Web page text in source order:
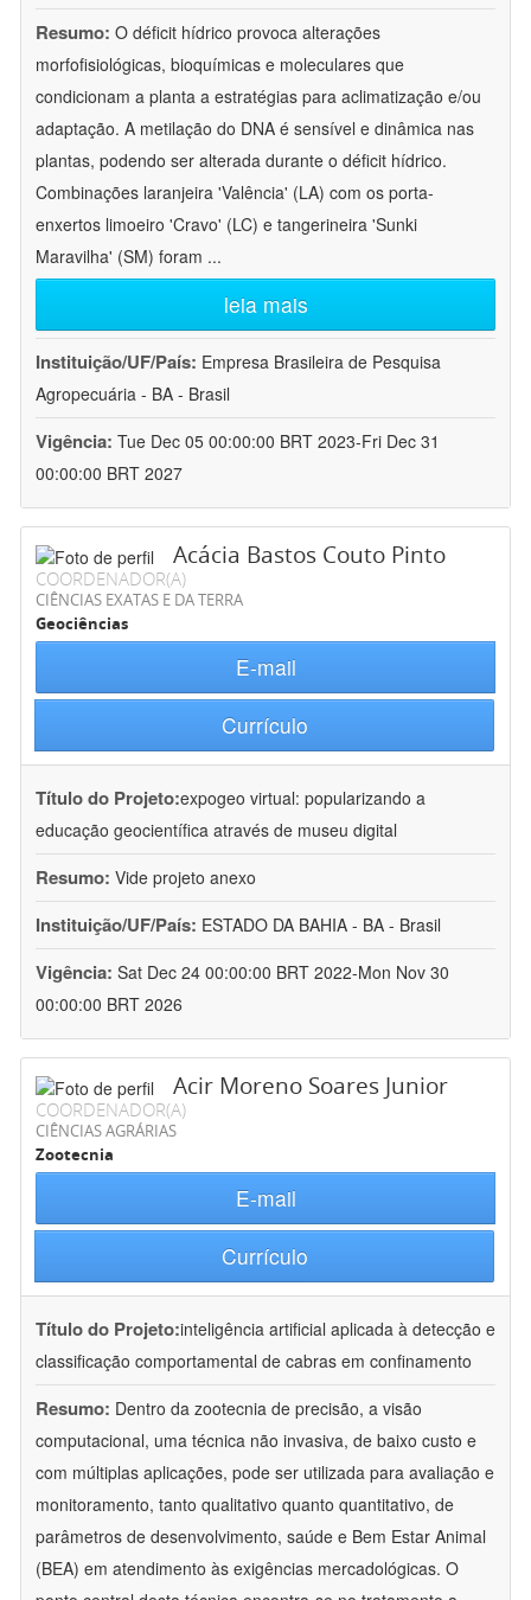
Resumo: O déficit hídrico provoca alterações
morfofisiológicas, bioquímicas e moleculares que
condicionam a planta a estratégias para aclimatização e/ou
adaptação. A metilação do DNA é sensível e dinâmica nas
plantas, podendo ser alterada durante o déficit hídrico.
Combinações laranjeira 'Valência' (LA) com os porta-
enxertos limoeiro 'Cravo' (LC) e tangerineira 'Sunki
Maravilha' (SM) foram ...
leia mais
Instituição/UF/País: Empresa Brasileira de Pesquisa
Agropecuária - BA - Brasil
Vigência: Tue Dec 05 00:00:00 BRT 2023-Fri Dec 31
00:00:00 BRT 2027
Acácia Bastos Couto Pinto
COORDENADOR(A)
CIÊNCIAS EXATAS E DA TERRA
Geociências
E-mail
Currículo
Título do Projeto:expogeo virtual: popularizando a
educação geocientífica através de museu digital
Resumo: Vide projeto anexo
Instituição/UF/País: ESTADO DA BAHIA - BA - Brasil
Vigência: Sat Dec 24 00:00:00 BRT 2022-Mon Nov 30
00:00:00 BRT 2026
Acir Moreno Soares Junior
COORDENADOR(A)
CIÊNCIAS AGRÁRIAS
Zootecnia
E-mail
Currículo
Título do Projeto:inteligência artificial aplicada à detecção e
classificação comportamental de cabras em confinamento
Resumo: Dentro da zootecnia de precisão, a visão
computacional, uma técnica não invasiva, de baixo custo e
com múltiplas aplicações, pode ser utilizada para avaliação e
monitoramento, tanto qualitativo quanto quantitativo, de
parâmetros de desenvolvimento, saúde e Bem Estar Animal
(BEA) em atendimento às exigências mercadológicas. O